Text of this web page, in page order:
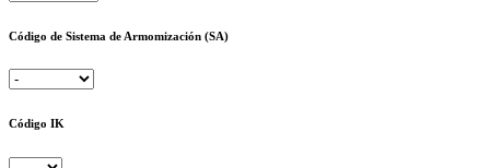
Código de Sistema de Armomización (SA)
Código IK